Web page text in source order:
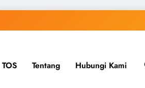
TOS Tentang Hubungi Kami